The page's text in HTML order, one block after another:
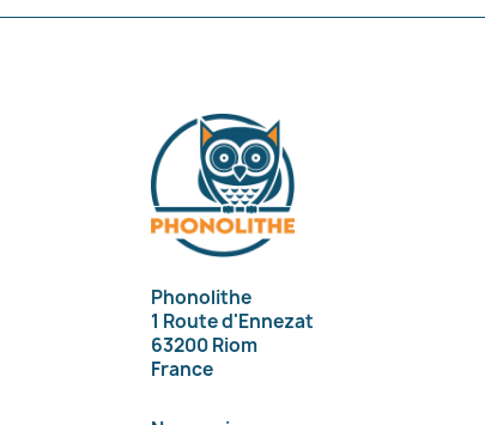
Phonolithe
1 Route d'Ennezat
63200 Riom
France